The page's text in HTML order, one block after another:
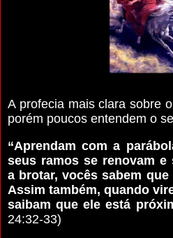
A profecia mais clara sobre
porém poucos entendem o
“Aprendam com a
seus ramos se renovam e
a brotar, vocês sabem
Assim também, quando
saibam que ele está
24:32-33)